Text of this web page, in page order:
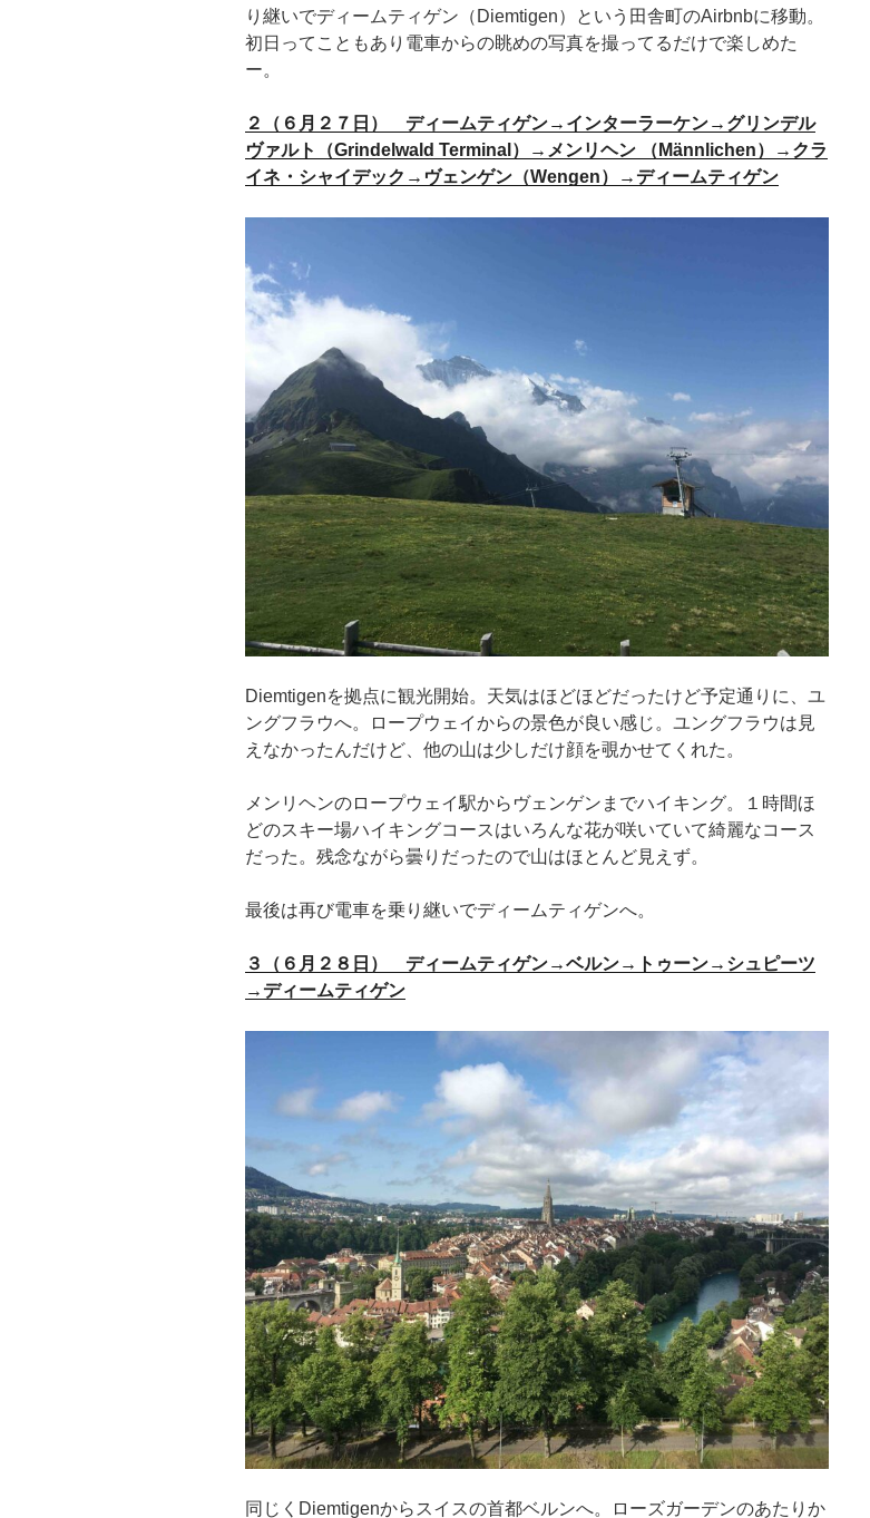
り継いでディームティゲン（Diemtigen）という田舎町のAirbnbに移動。
初日ってこともあり電車からの眺めの写真を撮ってるだけで楽しめた
ー。
２（６月２７日） ディームティゲン→インターラーケン→グリンデル
ヴァルト（Grindelwald Terminal）→メンリヘン （Männlichen）→クラ
イネ・シャイデック→ヴェンゲン（Wengen）→ディームティゲン
Diemtigenを拠点に観光開始。天気はほどほどだったけど予定通りに、ユ
ングフラウへ。ロープウェイからの景色が良い感じ。ユングフラウは見
えなかったんだけど、他の山は少しだけ顔を覗かせてくれた。
メンリヘンのロープウェイ駅からヴェンゲンまでハイキング。１時間ほ
どのスキー場ハイキングコースはいろんな花が咲いていて綺麗なコース
だった。残念ながら曇りだったので山はほとんど見えず。
最後は再び電車を乗り継いでディームティゲンへ。
３（６月２８日） ディームティゲン→ベルン→トゥーン→シュピーツ
→ディームティゲン
同じくDiemtigenからスイスの首都ベルンへ。ローズガーデンのあたりか